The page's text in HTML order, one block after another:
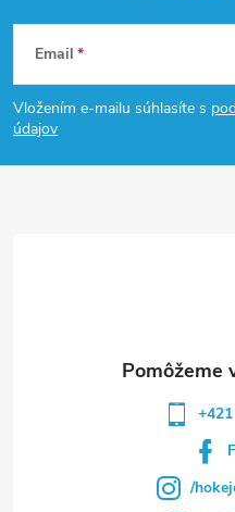
Z
á
p
Email
Vložením e-mailu súhlasíte s
údajov
/